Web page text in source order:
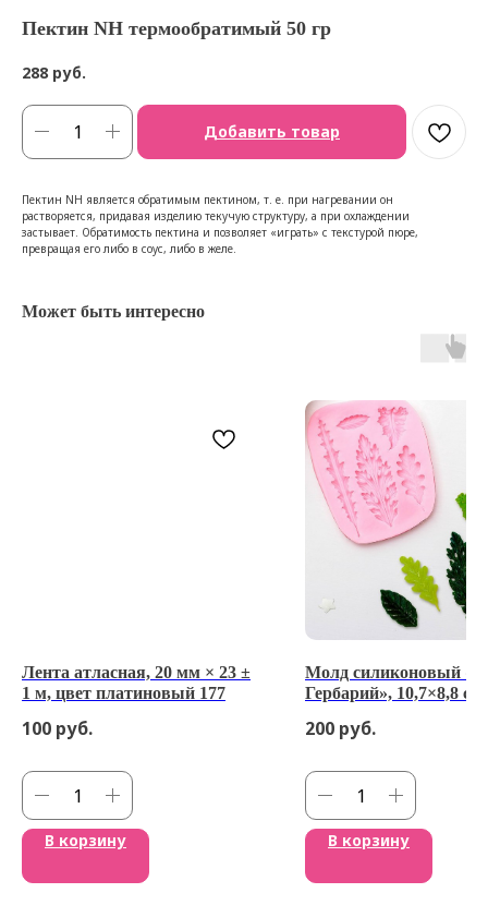
Пектин NH термообратимый 50 гр
288 руб.
Добавить товар
Пектин NH является обратимым пектином, т. е. при нагревании он
растворяется, придавая изделию текучую структуру, а при охлаждении
застывает. Обратимость пектина и позволяет «играть» с текстурой пюре,
превращая его либо в соус, либо в желе.
Может быть интересно
Лента атласная, 20 мм × 23 ±
1 м, цвет платиновый 177
100 руб.
В корзину
Молд силиконовый
Гербарий», 10,7×8,8
200 руб.
В корзину